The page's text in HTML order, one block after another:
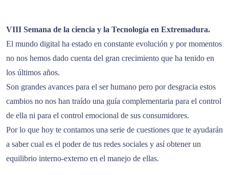
VIII Semana de la ciencia y la Tecnología en Extremadura.
El mundo digital ha estado en constante evolución y por momentos
no nos hemos dado cuenta del gran crecimiento que ha tenido en
los últimos años.
Son grandes avances para el ser humano pero por desgracia estos
cambios no nos han traído una guía complementaria para el control
de ella ni para el control emocional de sus consumidores.
Por lo que hoy te contamos una serie de cuestiones que te ayudarán
a saber cual es el poder de tus redes sociales y así obtener un
equilibrio interno-externo en el manejo de ellas.